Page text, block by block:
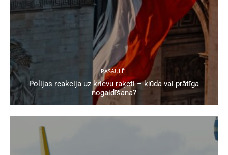
PASAULĒ
Polijas reakcija uz krievu raķeti – kļūda vai prātīga
nogaidīšana?